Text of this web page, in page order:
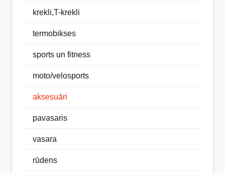
krekli,T-krekli
termobikses
sports un fitness
moto/velosports
aksesuāri
pavasaris
vasara
rūdens